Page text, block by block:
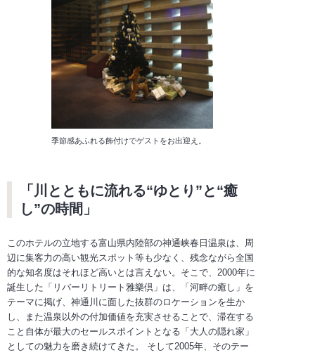
季節感あふれる飾付けでゲストをお出迎え。
「川とともに流れる“ゆとり”と“癒
し”の時間」
このホテルの立地する富山県内陸部の神通峡春日温泉は、周
辺に集客力の高い観光スポット等も少なく、残念ながら全国
的な知名度はそれほど高いとは言えない。そこで、2000年に
誕生した「リバーリトリート雅樂倶」は、「河畔の癒し」を
テーマに掲げ、神通川に面した抜群のロケーションを生か
し、また温泉以外の付加価値を充実させることで、滞在する
こと自体が最大のセールスポイントとなる「大人の隠れ家」
としての魅力を磨き続けてきた。 そして2005年、そのテー